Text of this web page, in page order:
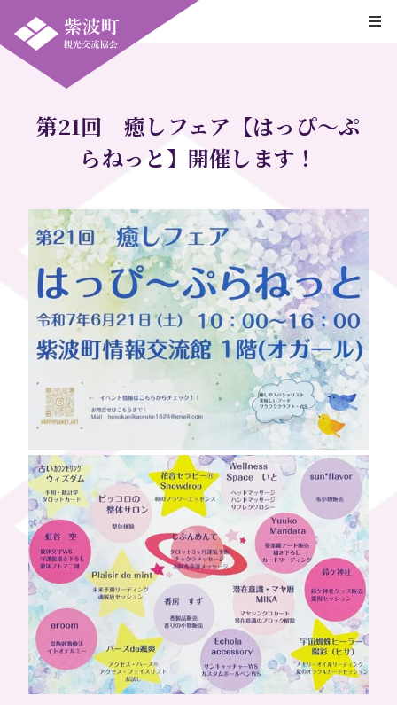
第21回 癒しフェア【はっぴ～ぷ
らねっと】開催します！